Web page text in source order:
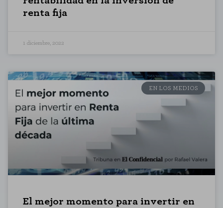
renta fija
1 diciembre, 2022
EN LOS MEDIOS
El mejor momento para invertir en